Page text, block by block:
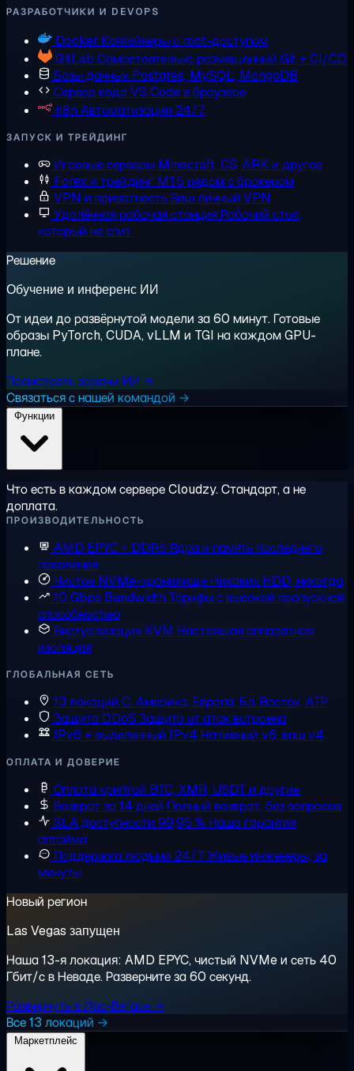
РАЗРАБОТЧИКИ И DEVOPS
Docker Контейнеры с root-доступом
GitLab Самостоятельно размещенный Git + CI/CD
Базы данных Postgres, MySQL, MongoDB
Сервер кодаVS Code в браузере
n8n Автоматизации 24/7
ЗАПУСК И ТРЕЙДИНГ
Игровые серверы Minecraft, CS, ARK и другое
Forex и трейдинг MT5 рядом с брокером
VPN и приватностьВаш личный VPN
Удалённая рабочая станцияРабочий стол,
который не спит
Решение
Обучение и инференс ИИ
От идеи до развёрнутой модели за 60 минут. Готовые
образы PyTorch, CUDA, vLLM и TGI на каждом GPU-
плане.
Посмотреть задачи ИИ →
Связаться с нашей командой →
Что есть в каждом сервере Cloudzy. Стандарт, а не
доплата.
ПРОИЗВОДИТЕЛЬНОСТЬ
AMD EPYC + DDR5 Ядра и память последнего
поколения
Чистое NVMe-хранилищеНикаких HDD, никогда
10 Gbps Bandwidth Тарифы с высокой пропускной
способностью
Виртуализация KVM Настоящая аппаратная
изоляция
ГЛОБАЛЬНАЯ СЕТЬ
13 локаций С. Америка, Европа, Бл. Восток, АТР
Защита DDoS Защита от атак встроена
IPv6 + выделенный IPv4 Нативный v6, ваш v4
ОПЛАТА И ДОВЕРИЕ
Оплата криптой BTC, XMR, USDT и другие
Возврат за 14 дней Полный возврат, без вопросов
SLA доступности 99,95 % Наша гарантия
аптайма
Поддержка людьми 24/7Живые инженеры, за
минуты
Новый регион
Las Vegas запущен
Наша 13-я локация: AMD EPYC, чистый NVMe и сеть 40
Гбит/с в Неваде. Разверните за 60 секунд.
Развернуть в Лас-Вегасе →
Все 13 локаций →